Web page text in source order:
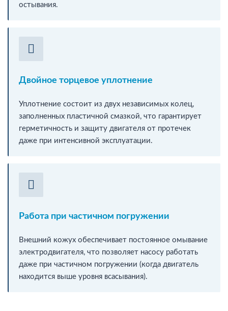
остывания.
Двойное торцевое уплотнение
Уплотнение состоит из двух независимых колец,
заполненных пластичной смазкой, что гарантирует
герметичность и защиту двигателя от протечек
даже при интенсивной эксплуатации.
Работа при частичном погружении
Внешний кожух обеспечивает постоянное омывание
электродвигателя, что позволяет насосу работать
даже при частичном погружении (когда двигатель
находится выше уровня всасывания).